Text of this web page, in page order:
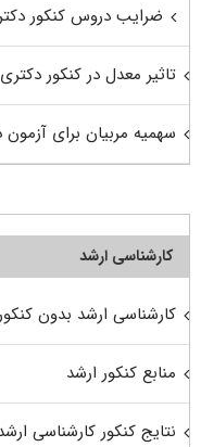
ضرایب دروس کنکور
تاثیر معدل در کنکور دکتری
سهمیه مربیان برای آزمون
کارشناسی ارشد
کارشناسی ارشد بدون
منابع کنکور ارشد
نتایج کنکور کارشناسی ارشد